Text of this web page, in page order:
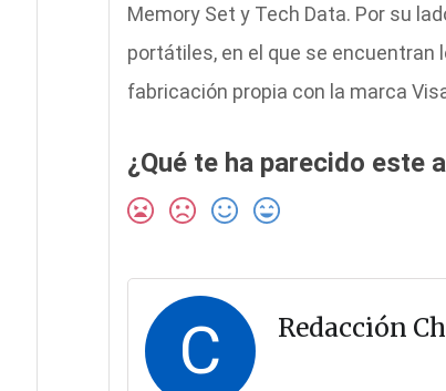
Memory Set y Tech Data. Por su
portátiles, en el que se encuentran
fabricación propia con la marca
¿Qué te ha parecido este
C Redacción